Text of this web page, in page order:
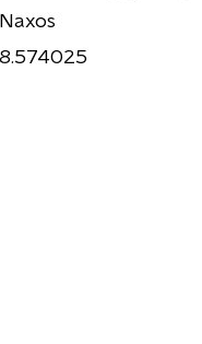
Naxos
8.574025